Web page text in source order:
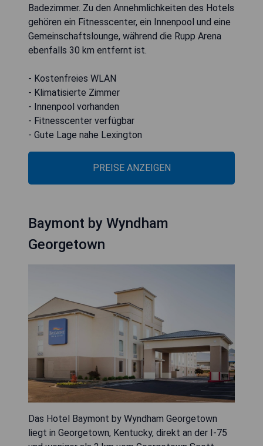
Badezimmer. Zu den Annehmlichkeiten des Hotels
gehören ein Fitnesscenter, ein Innenpool und eine
Gemeinschaftslounge, während die Rupp Arena
ebenfalls 30 km entfernt ist.
- Kostenfreies WLAN
- Klimatisierte Zimmer
- Innenpool vorhanden
- Fitnesscenter verfügbar
- Gute Lage nahe Lexington
PREISE ANZEIGEN
Baymont by Wyndham
Georgetown
Das Hotel Baymont by Wyndham Georgetown
liegt in Georgetown, Kentucky, direkt an der I-75